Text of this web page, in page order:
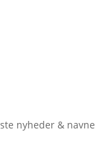
nyheder & navne